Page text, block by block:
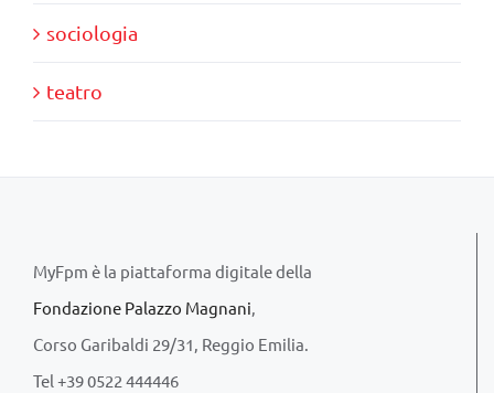
sociologia
teatro
MyFpm è la piattaforma digitale della
Fondazione Palazzo Magnani,
Corso Garibaldi 29/31, Reggio Emilia.
Tel +39 0522 444446